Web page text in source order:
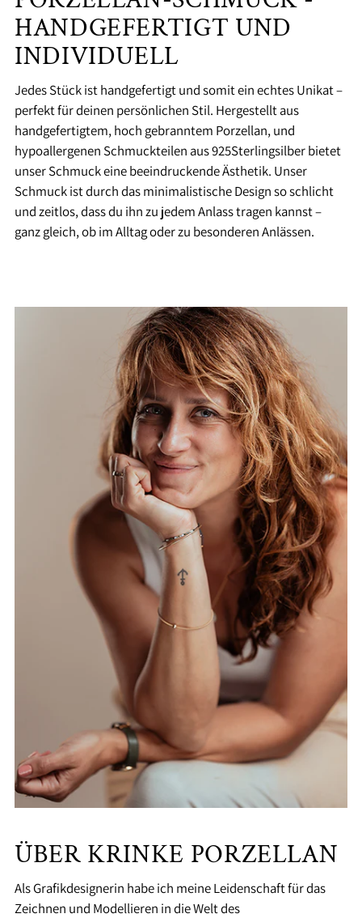
HANDGEFERTIGT UND
INDIVIDUELL
Jedes Stück ist handgefertigt und somit ein echtes Unikat –
perfekt für deinen persönlichen Stil. Hergestellt aus
handgefertigtem, hoch gebranntem Porzellan, und
hypoallergenen Schmuckteilen aus 925Sterlingsilber bietet
unser Schmuck eine beeindruckende Ästhetik. Unser
Schmuck ist durch das minimalistische Design so schlicht
und zeitlos, dass du ihn zu jedem Anlass tragen kannst –
ganz gleich, ob im Alltag oder zu besonderen Anlässen.
ÜBER KRINKE PORZELLAN
Als Grafikdesignerin habe ich meine Leidenschaft für das
Zeichnen und Modellieren in die Welt des